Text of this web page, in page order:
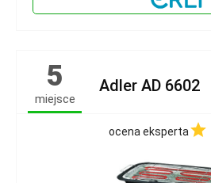
5
miejsce
Adler AD 6602
ocena eksperta